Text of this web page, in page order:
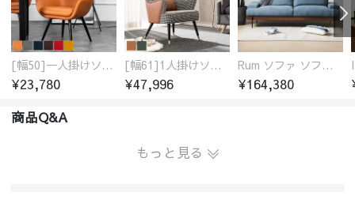
[幅50]一人掛けソファ 高級合成皮革 コンパクト
¥23,780
[幅61]1人掛けソファ アンティーク調 パーソナルチェア
¥47,996
Rum ソファ ソファー おしゃれ 1人掛け～4人掛け ウォールナットorオーク材フレーム 西海岸風 肘掛
¥164,380
商品Q&A
もっと見る